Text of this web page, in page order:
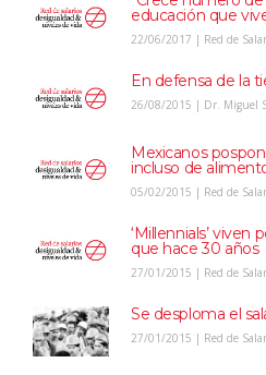
educación que
22/06/2017 | Red de
En defensa de la
26/08/2015 | Dr. Miguel
Mexicanos
incluso de
05/02/2015 | Red de
‘Millennials’ viven
que hace 30 años
27/01/2015 | Red de
Se desploma el
27/01/2015 | Red de